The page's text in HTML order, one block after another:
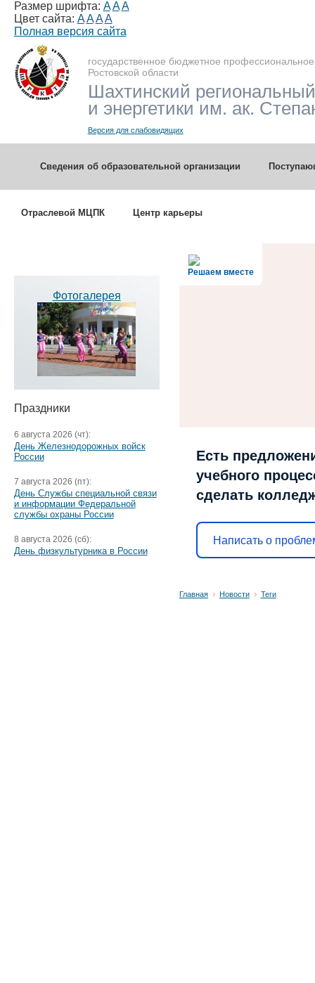
Размер шрифта: A A A
Цвет сайта: A A A A
Полная версия сайта
государственное бюджетное
Ростовской области
Шахтинский
и энергетики им. ак.
Версия для слабовидящих
Сведения об образовательной организации
Отраслевой МЦПК Центр карьеры
Фотогалерея
Праздники
6 августа 2026 (чт):
День Железнодорожных войск
России
7 августа 2026 (пт):
День Службы специальной связи
и информации Федеральной
службы охраны России
8 августа 2026 (сб):
День физкультурника в России
Решаем вместе
Есть
учебного
сделать
Написать о
Главная Новости Теги